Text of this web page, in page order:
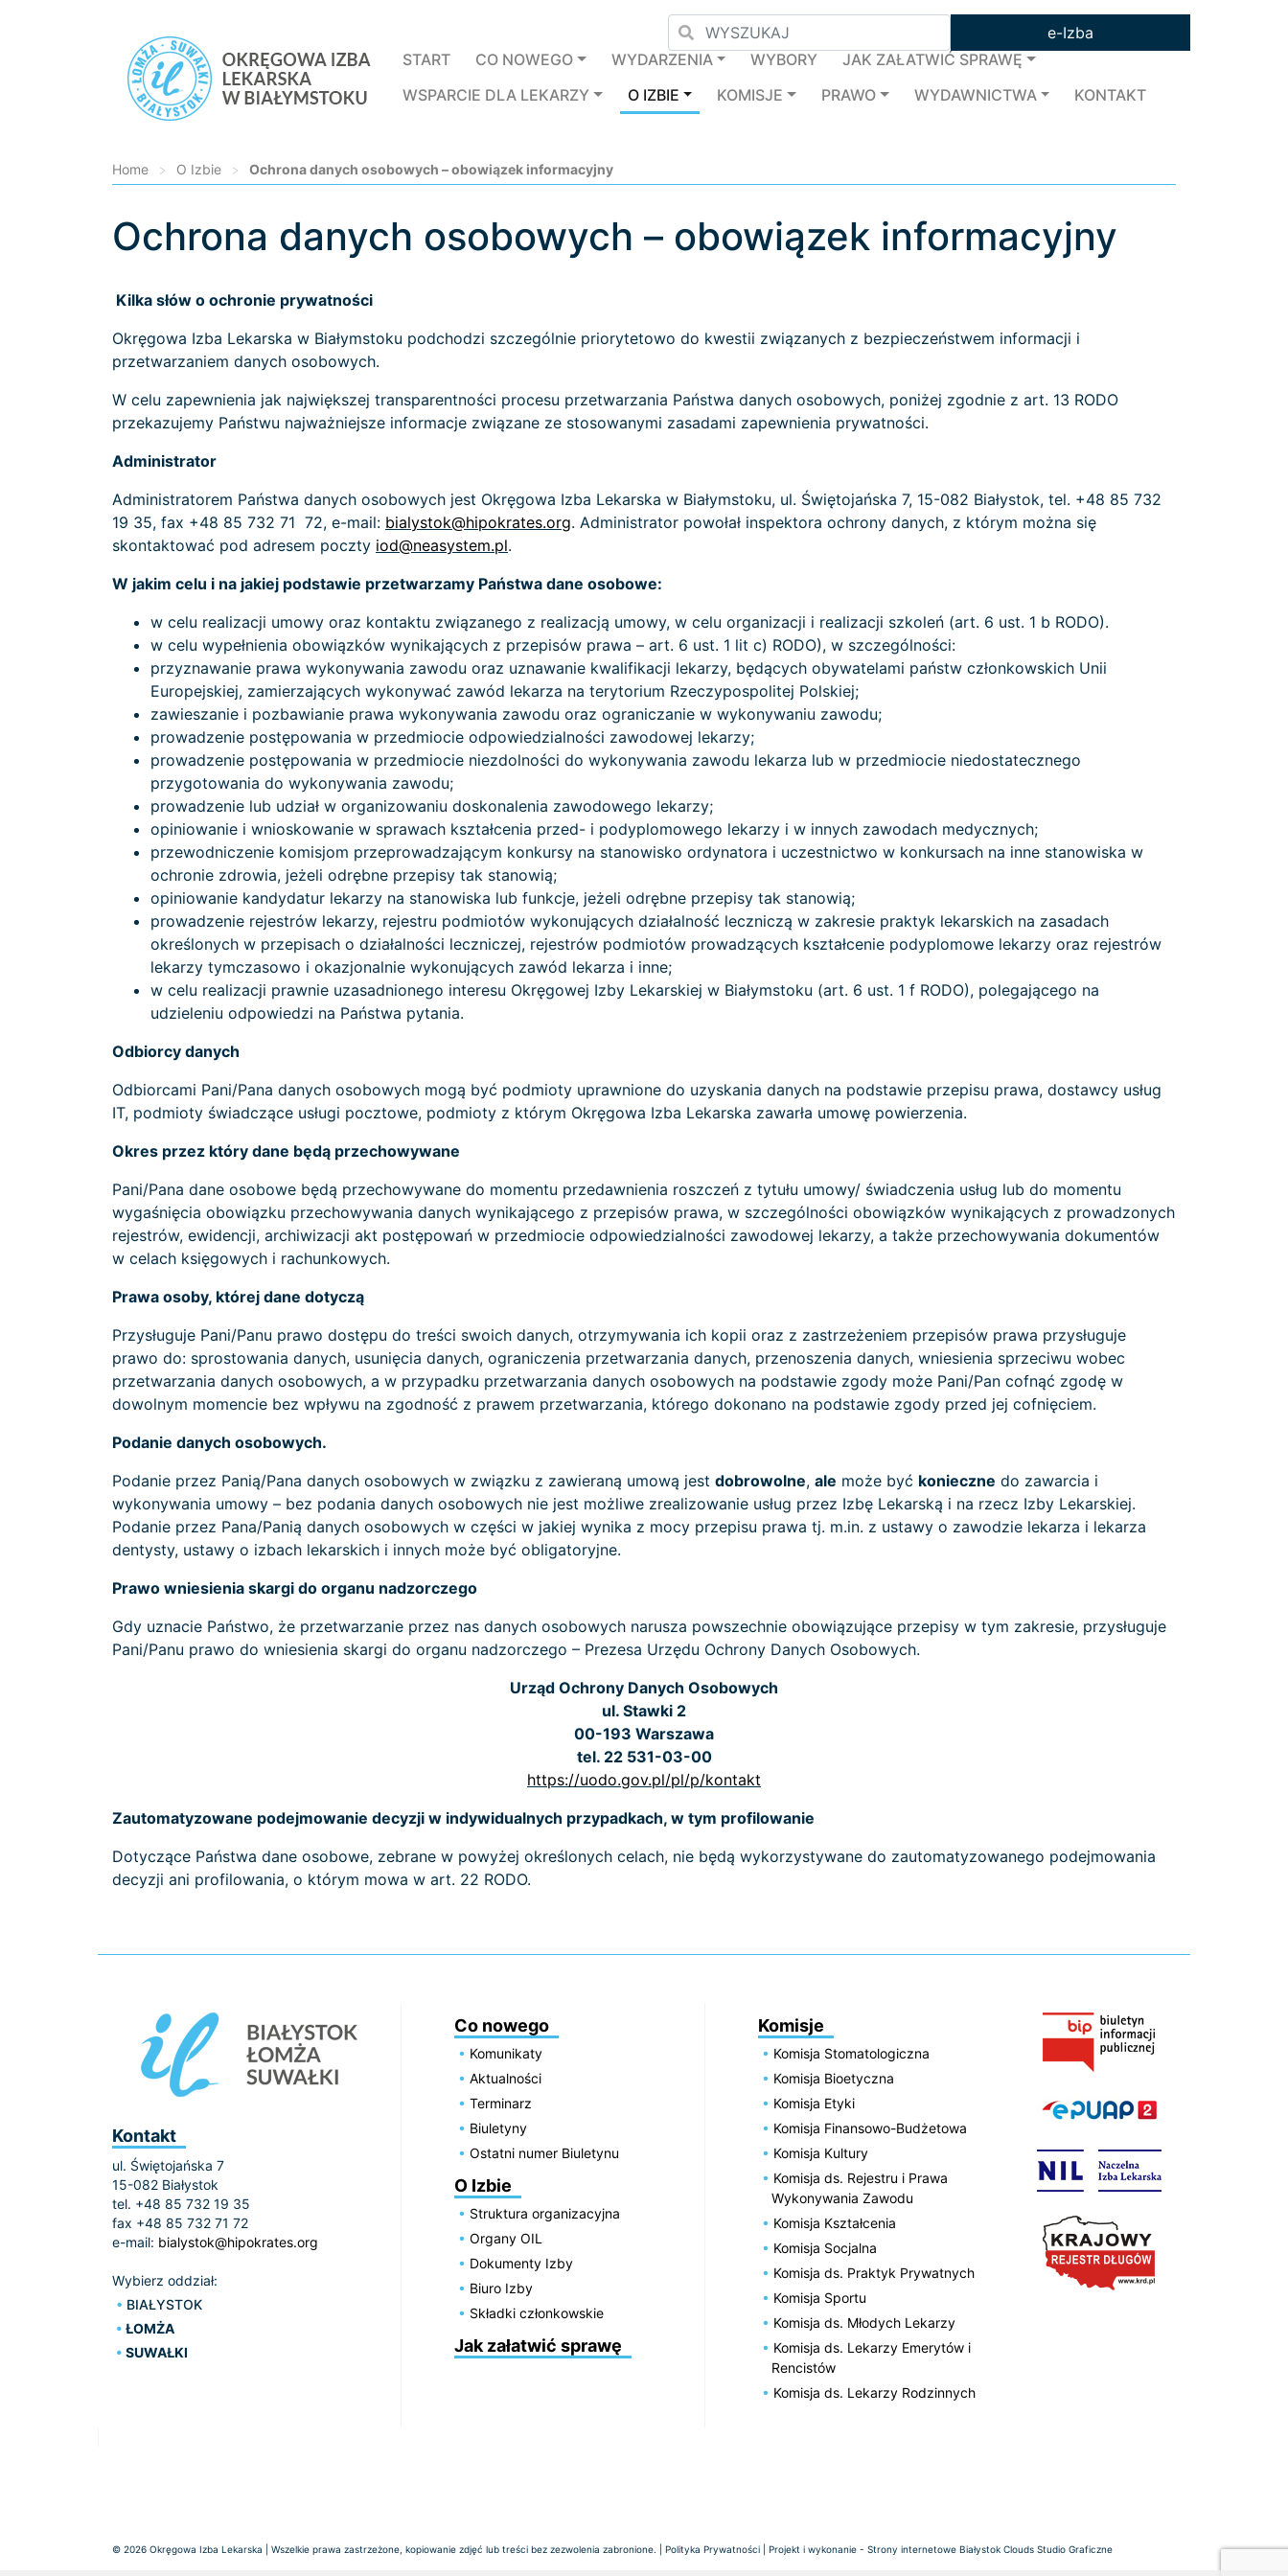
e-Izba
START
CO NOWEGO WYDARZENIA WYBORY
JAK ZAŁATWIĆ SPRAWĘ
WSPARCIE DLA LEKARZY
O IZBIE KOMISJE PRAWO WYDAWNICTWA KONTAKT
Home > O Izbie > Ochrona danych osobowych – obowiązek informacyjny
Ochrona danych osobowych – obowiązek informacyjny
Kilka słów o ochronie prywatności
Okręgowa Izba Lekarska w Białymstoku podchodzi szczególnie priorytetowo do kwestii związanych z bezpieczeństwem informacji i
przetwarzaniem danych osobowych.
W celu zapewnienia jak największej transparentności procesu przetwarzania Państwa danych osobowych, poniżej zgodnie z art. 13 RODO
przekazujemy Państwu najważniejsze informacje związane ze stosowanymi zasadami zapewnienia prywatności.
Administrator
Administratorem Państwa danych osobowych jest Okręgowa Izba Lekarska w Białymstoku, ul. Świętojańska 7, 15-082 Białystok, tel. +48 85 732
19 35, fax +48 85 732 71 72, e-mail: bialystok@hipokrates.org. Administrator powołał inspektora ochrony danych, z którym można się
skontaktować pod adresem poczty iod@neasystem.pl.
W jakim celu i na jakiej podstawie przetwarzamy Państwa dane osobowe:
w celu realizacji umowy oraz kontaktu związanego z realizacją umowy, w celu organizacji i realizacji szkoleń (art. 6 ust. 1 b RODO).
w celu wypełnienia obowiązków wynikających z przepisów prawa – art. 6 ust. 1 lit c) RODO), w szczególności:
przyznawanie prawa wykonywania zawodu oraz uznawanie kwalifikacji lekarzy, będących obywatelami państw członkowskich Unii
Europejskiej, zamierzających wykonywać zawód lekarza na terytorium Rzeczypospolitej Polskiej;
zawieszanie i pozbawianie prawa wykonywania zawodu oraz ograniczanie w wykonywaniu zawodu;
prowadzenie postępowania w przedmiocie odpowiedzialności zawodowej lekarzy;
prowadzenie postępowania w przedmiocie niezdolności do wykonywania zawodu lekarza lub w przedmiocie niedostatecznego
przygotowania do wykonywania zawodu;
prowadzenie lub udział w organizowaniu doskonalenia zawodowego lekarzy;
opiniowanie i wnioskowanie w sprawach kształcenia przed- i podyplomowego lekarzy i w innych zawodach medycznych;
przewodniczenie komisjom przeprowadzającym konkursy na stanowisko ordynatora i uczestnictwo w konkursach na inne stanowiska w
ochronie zdrowia, jeżeli odrębne przepisy tak stanowią;
opiniowanie kandydatur lekarzy na stanowiska lub funkcje, jeżeli odrębne przepisy tak stanowią;
prowadzenie rejestrów lekarzy, rejestru podmiotów wykonujących działalność leczniczą w zakresie praktyk lekarskich na zasadach
określonych w przepisach o działalności leczniczej, rejestrów podmiotów prowadzących kształcenie podyplomowe lekarzy oraz rejestrów
lekarzy tymczasowo i okazjonalnie wykonujących zawód lekarza i inne;
w celu realizacji prawnie uzasadnionego interesu Okręgowej Izby Lekarskiej w Białymstoku (art. 6 ust. 1 f RODO), polegającego na
udzieleniu odpowiedzi na Państwa pytania.
Odbiorcy danych
Odbiorcami Pani/Pana danych osobowych mogą być podmioty uprawnione do uzyskania danych na podstawie przepisu prawa, dostawcy usług
IT, podmioty świadczące usługi pocztowe, podmioty z którym Okręgowa Izba Lekarska zawarła umowę powierzenia.
Okres przez który dane będą przechowywane
Pani/Pana dane osobowe będą przechowywane do momentu przedawnienia roszczeń z tytułu umowy/ świadczenia usług lub do momentu
wygaśnięcia obowiązku przechowywania danych wynikającego z przepisów prawa, w szczególności obowiązków wynikających z prowadzonych
rejestrów, ewidencji, archiwizacji akt postępowań w przedmiocie odpowiedzialności zawodowej lekarzy, a także przechowywania dokumentów
w celach księgowych i rachunkowych.
Prawa osoby, której dane dotyczą
Przysługuje Pani/Panu prawo dostępu do treści swoich danych, otrzymywania ich kopii oraz z zastrzeżeniem przepisów prawa przysługuje
prawo do: sprostowania danych, usunięcia danych, ograniczenia przetwarzania danych, przenoszenia danych, wniesienia sprzeciwu wobec
przetwarzania danych osobowych, a w przypadku przetwarzania danych osobowych na podstawie zgody może Pani/Pan cofnąć zgodę w
dowolnym momencie bez wpływu na zgodność z prawem przetwarzania, którego dokonano na podstawie zgody przed jej cofnięciem.
Podanie danych osobowych.
Podanie przez Panią/Pana danych osobowych w związku z zawieraną umową jest dobrowolne, ale może być konieczne do zawarcia i
wykonywania umowy – bez podania danych osobowych nie jest możliwe zrealizowanie usług przez Izbę Lekarską i na rzecz Izby Lekarskiej.
Podanie przez Pana/Panią danych osobowych w części w jakiej wynika z mocy przepisu prawa tj. m.in. z ustawy o zawodzie lekarza i lekarza
dentysty, ustawy o izbach lekarskich i innych może być obligatoryjne.
Prawo wniesienia skargi do organu nadzorczego
Gdy uznacie Państwo, że przetwarzanie przez nas danych osobowych narusza powszechnie obowiązujące przepisy w tym zakresie, przysługuje
Pani/Panu prawo do wniesienia skargi do organu nadzorczego – Prezesa Urzędu Ochrony Danych Osobowych.
Urząd Ochrony Danych Osobowych
ul. Stawki 2
00-193 Warszawa
tel. 22 531-03-00
https://uodo.gov.pl/pl/p/kontakt
Zautomatyzowane podejmowanie decyzji w indywidualnych przypadkach, w tym profilowanie
Dotyczące Państwa dane osobowe, zebrane w powyżej określonych celach, nie będą wykorzystywane do zautomatyzowanego podejmowania
decyzji ani profilowania, o którym mowa w art. 22 RODO.
Kontakt
ul. Świętojańska 7
15-082 Białystok
tel. +48 85 732 19 35
fax +48 85 732 71 72
e-mail: bialystok@hipokrates.org
Wybierz oddział:
BIAŁYSTOK
ŁOMŻA
SUWAŁKI
Co nowego
Komunikaty
Aktualności
Terminarz
Biuletyny
Ostatni numer Biuletynu
O Izbie
Struktura organizacyjna
Organy OIL
Dokumenty Izby
Biuro Izby
Składki członkowskie
Jak załatwić sprawę
Komisje
Komisja Stomatologiczna
Komisja Bioetyczna
Komisja Etyki
Komisja Finansowo-Budżetowa
Komisja Kultury
Komisja ds. Rejestru i Prawa
Wykonywania Zawodu
Komisja Kształcenia
Komisja Socjalna
Komisja ds. Praktyk Prywatnych
Komisja Sportu
Komisja ds. Młodych Lekarzy
Komisja ds. Lekarzy Emerytów i
Rencistów
Komisja ds. Lekarzy Rodzinnych
© 2026 Okręgowa Izba Lekarska | Wszelkie prawa zastrzeżone, kopiowanie zdjęć lub treści bez zezwolenia zabronione. | Polityka Prywatności | Projekt i wykonanie - Strony internetowe Białystok Clouds Studio Graficzne